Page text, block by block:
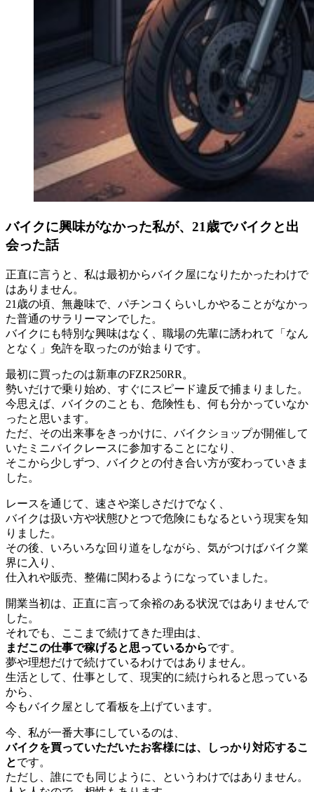
バイクに興味がなかった私が、21歳でバイクと出
会った話
正直に言うと、私は最初からバイク屋になりたかったわけで
はありません。
21歳の頃、無趣味で、パチンコくらいしかやることがなかっ
た普通のサラリーマンでした。
バイクにも特別な興味はなく、職場の先輩に誘われて「なん
となく」免許を取ったのが始まりです。
最初に買ったのは新車のFZR250RR。
勢いだけで乗り始め、すぐにスピード違反で捕まりました。
今思えば、バイクのことも、危険性も、何も分かっていなか
ったと思います。
ただ、その出来事をきっかけに、バイクショップが開催して
いたミニバイクレースに参加することになり、
そこから少しずつ、バイクとの付き合い方が変わっていきま
した。
レースを通じて、速さや楽しさだけでなく、
バイクは扱い方や状態ひとつで危険にもなるという現実を知
りました。
その後、いろいろな回り道をしながら、気がつけばバイク業
界に入り、
仕入れや販売、整備に関わるようになっていました。
開業当初は、正直に言って余裕のある状況ではありませんで
した。
それでも、ここまで続けてきた理由は、
まだこの仕事で稼げると思っているからです。
夢や理想だけで続けているわけではありません。
生活として、仕事として、現実的に続けられると思っている
から、
今もバイク屋として看板を上げています。
今、私が一番大事にしているのは、
バイクを買っていただいたお客様には、しっかり対応するこ
とです。
ただし、誰にでも同じように、というわけではありません。